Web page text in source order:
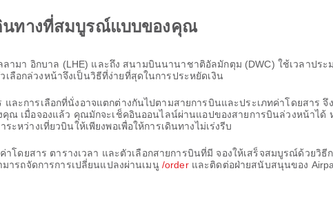
นทางที่สมบูรณ์แบบของคุณ
ามา อิกบาล (LHE) และถึง สนามบินนานาชาติอัลมักตุม (DWC) ใช้เวลาประ
ลือกล่วงหน้าจึงเป็นวิธีที่ง่ายที่สุดในการประหยัดเงิน
ะการเลือกที่นั่งอาจแตกต่างกันไปตามสายการบินและประเภทค่าโดยสาร จึ
ณ เมื่อจองแล้ว คุณมักจะเช็คอินออนไลน์ผ่านแอปของสายการบินล่วงหน้าได้
หว่างเที่ยวบินให้เพียงพอเพื่อให้การเดินทางไม่เร่งรีบ
โดยสาร ตารางเวลา และตัวเลือกสายการบินที่มี จองให้เสร็จสมบูรณ์ด้วยวิธี
ารถจัดการการเปลี่ยนแปลงผ่านเมนู /orderและติดต่อฝ่ายสนับสนุนของ